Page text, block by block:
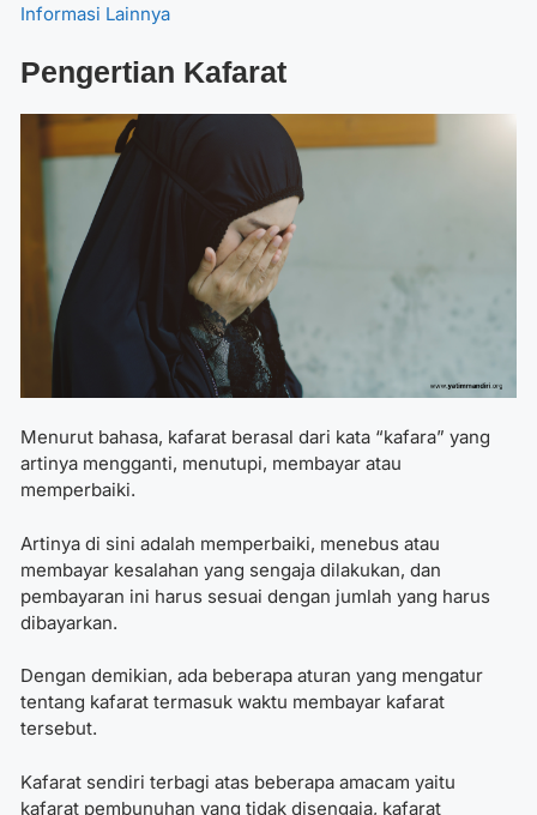
Informasi Lainnya
Pengertian Kafarat
Menurut bahasa, kafarat berasal dari kata “kafara” yang
artinya mengganti, menutupi, membayar atau
memperbaiki.
Artinya di sini adalah memperbaiki, menebus atau
membayar kesalahan yang sengaja dilakukan, dan
pembayaran ini harus sesuai dengan jumlah yang harus
dibayarkan.
Dengan demikian, ada beberapa aturan yang mengatur
tentang kafarat termasuk waktu membayar kafarat
tersebut.
Kafarat sendiri terbagi atas beberapa amacam yaitu
kafarat pembunuhan yang tidak disengaja, kafarat